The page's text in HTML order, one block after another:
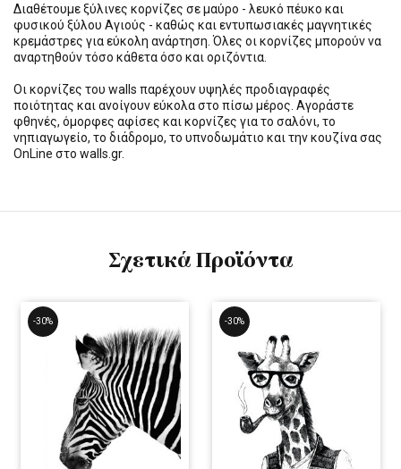
Διαθέτουμε ξύλινες κορνίζες σε μαύρο - λευκό πέυκο και
φυσικού ξύλου Αγιούς - καθώς και εντυπωσιακές μαγνητικές
κρεμάστρες για εύκολη ανάρτηση. Όλες οι κορνίζες μπορούν να
αναρτηθούν τόσο κάθετα όσο και οριζόντια.
Οι κορνίζες του walls παρέχουν υψηλές προδιαγραφές
ποιότητας και ανοίγουν εύκολα στο πίσω μέρος. Αγοράστε
φθηνές, όμορφες αφίσες και κορνίζες για το σαλόνι, το
νηπιαγωγείο, το διάδρομο, το υπνοδωμάτιο και την κουζίνα σας
OnLine στο walls.gr.
Σχετικά Προϊόντα
-30% -30%